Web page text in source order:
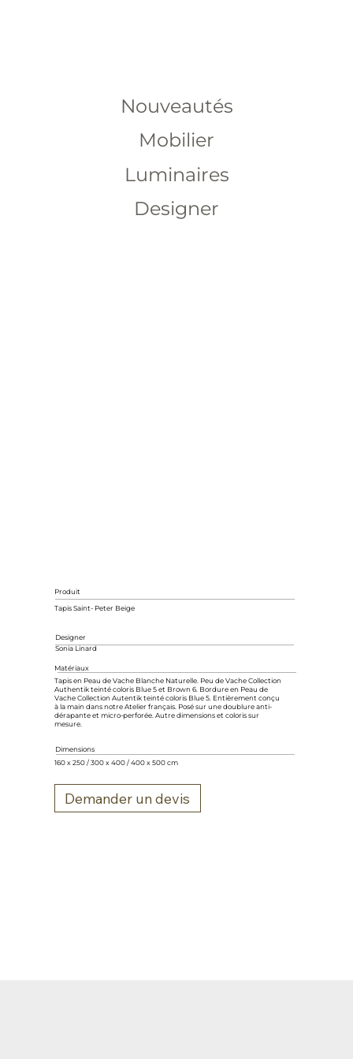
Nouveautés
Mobilier
Luminaires
Designer
Produit
Tapis Saint- Peter Beige
Designer
Sonia Linard
Matériaux
Tapis en Peau de Vache Blanche Naturelle. Peu de Vache Collection
Authentik teinté coloris Blue 5 et Brown 6. Bordure en Peau de
Vache Collection Autentik teinté coloris Blue 5. Entièrement conçu
à la main dans notre Atelier français. Posé sur une doublure anti-
dérapante et micro-perforée. Autre dimensions et coloris sur
mesure.
Dimensions
160 x 250 / 300 x 400 / 400 x 500 cm
Demander un devis